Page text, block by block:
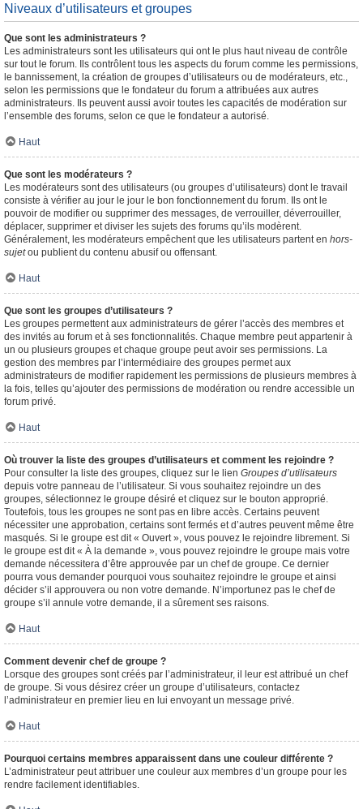
Niveaux d’utilisateurs et groupes
Que sont les administrateurs ?
Les administrateurs sont les utilisateurs qui ont le plus haut niveau de contrôle
sur tout le forum. Ils contrôlent tous les aspects du forum comme les permissions,
le bannissement, la création de groupes d’utilisateurs ou de modérateurs, etc.,
selon les permissions que le fondateur du forum a attribuées aux autres
administrateurs. Ils peuvent aussi avoir toutes les capacités de modération sur
l’ensemble des forums, selon ce que le fondateur a autorisé.
Haut
Que sont les modérateurs ?
Les modérateurs sont des utilisateurs (ou groupes d’utilisateurs) dont le travail
consiste à vérifier au jour le jour le bon fonctionnement du forum. Ils ont le
pouvoir de modifier ou supprimer des messages, de verrouiller, déverrouiller,
déplacer, supprimer et diviser les sujets des forums qu’ils modèrent.
Généralement, les modérateurs empêchent que les utilisateurs partent en hors-
sujetou publient du contenu abusif ou offensant.
Haut
Que sont les groupes d’utilisateurs ?
Les groupes permettent aux administrateurs de gérer l’accès des membres et
des invités au forum et à ses fonctionnalités. Chaque membre peut appartenir à
un ou plusieurs groupes et chaque groupe peut avoir ses permissions. La
gestion des membres par l’intermédiaire des groupes permet aux
administrateurs de modifier rapidement les permissions de plusieurs membres à
la fois, telles qu’ajouter des permissions de modération ou rendre accessible un
forum privé.
Haut
Où trouver la liste des groupes d’utilisateurs et comment les rejoindre ?
Pour consulter la liste des groupes, cliquez sur le lien Groupes d’utilisateurs
depuis votre panneau de l’utilisateur. Si vous souhaitez rejoindre un des
groupes, sélectionnez le groupe désiré et cliquez sur le bouton approprié.
Toutefois, tous les groupes ne sont pas en libre accès. Certains peuvent
nécessiter une approbation, certains sont fermés et d’autres peuvent même être
masqués. Si le groupe est dit « Ouvert », vous pouvez le rejoindre librement. Si
le groupe est dit « À la demande », vous pouvez rejoindre le groupe mais votre
demande nécessitera d’être approuvée par un chef de groupe. Ce dernier
pourra vous demander pourquoi vous souhaitez rejoindre le groupe et ainsi
décider s’il approuvera ou non votre demande. N’importunez pas le chef de
groupe s’il annule votre demande, il a sûrement ses raisons.
Haut
Comment devenir chef de groupe ?
Lorsque des groupes sont créés par l’administrateur, il leur est attribué un chef
de groupe. Si vous désirez créer un groupe d’utilisateurs, contactez
l’administrateur en premier lieu en lui envoyant un message privé.
Haut
Pourquoi certains membres apparaissent dans une couleur différente ?
L’administrateur peut attribuer une couleur aux membres d’un groupe pour les
rendre facilement identifiables.